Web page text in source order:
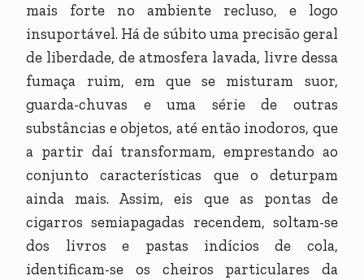
mais forte no ambiente recluso, e logo
insuportável. Há de súbito uma precisão geral
de liberdade, de atmosfera lavada, livre dessa
fumaça ruim, em que se misturam suor,
guarda-chuvas e uma série de outras
substâncias e objetos, até então inodoros, que
a partir daí transformam, emprestando ao
conjunto características que o deturpam
ainda mais. Assim, eis que as pontas de
cigarros semiapagadas recendem, soltam-se
dos livros e pastas indícios de cola,
identificam-se os cheiros particulares da